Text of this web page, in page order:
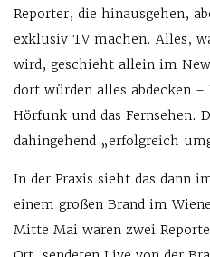
Reporter, die hinausgehen,
exklusiv TV machen. Alles,
wird, geschieht allein im
dort würden alles abdecken –
Hörfunk und das Fernsehen.
dahingehend „erfolgreich
In der Praxis sieht das dann
einem großen Brand im
Mitte Mai waren zwei